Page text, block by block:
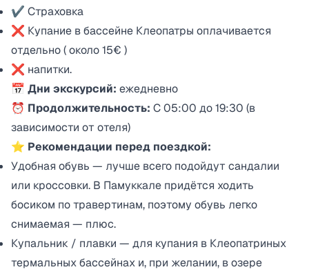
✔ Страховка
❌ Купание в бассейне Клеопатры оплачивается
отдельно ( около 15€ )
❌ напитки.
📅 Дни экскурсий: ежедневно
⏰ Продолжительность: С 05:00 до 19:30 (в
зависимости от отеля)
⭐ Рекомендации перед поездкой:
Удобная обувь — лучше всего подойдут сандалии
или кроссовки. В Памуккале придётся ходить
босиком по травертинам, поэтому обувь легко
снимаемая — плюс.
Купальник / плавки — для купания в Клеопатриных
термальных бассейнах и, при желании, в озере